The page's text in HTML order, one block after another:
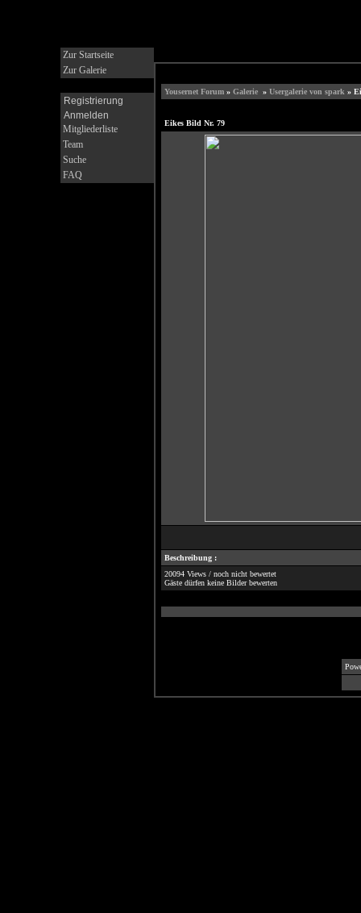
Zur Startseite
Zur Galerie
Registrierung
Anmelden
Mitgliederliste
Team
Suche
FAQ
Yousernet Forum» Galerie» Usergalerie von spark »
Eikes Bild Nr. 79
Beschreibung :
20094 Views / noch nicht bewertet
Gäste dürfen keine Bilder bewerten